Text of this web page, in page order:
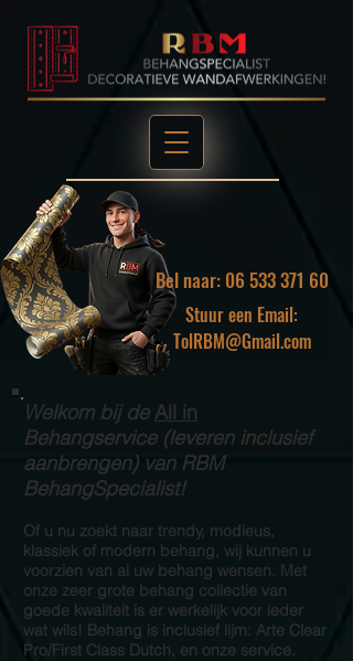
Stuur een Email:
TolRBM@Gmail.com
Bel naar: 06 533 371 60
Welkom bij deAll in
Behangservice (leveren inclusief
aanbrengen) van RBM
BehangSpecialist!
Of u nu zoekt naar trendy, modieus,
klassiek of modern behang, wij kunnen u
voorzien van al uw behang wensen. Met
onze zeer grote behang collectie van
goede kwaliteit is er werkelijk voor ieder
wat wils! Behang is inclusief lijm: Arte Clear
Pro/First Class Dutch, en onze service.